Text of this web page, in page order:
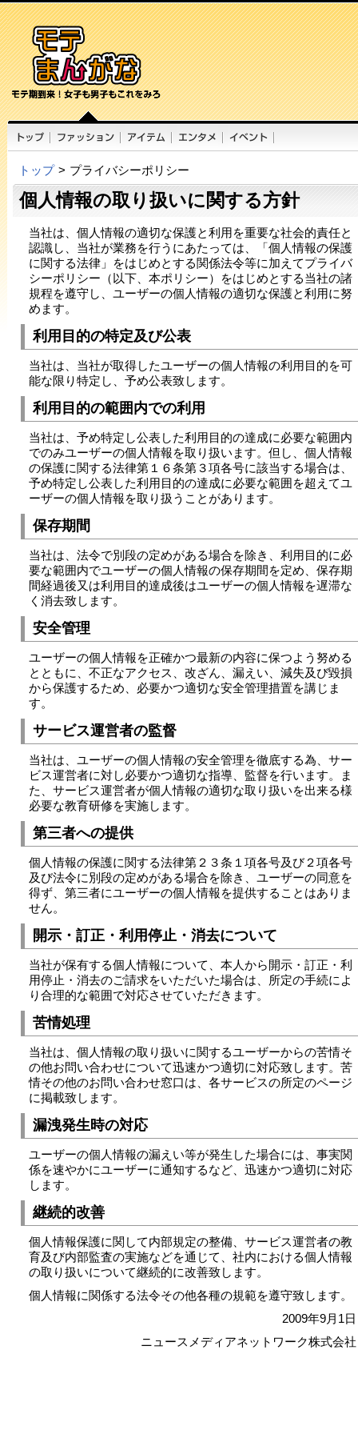
トップ > プライバシーポリシー
個人情報の取り扱いに関する方針
当社は、個人情報の適切な保護と利用を重要な社会的責任と
認識し、当社が業務を行うにあたっては、「個人情報の保護
に関する法律」をはじめとする関係法令等に加えてプライバ
シーポリシー（以下、本ポリシー）をはじめとする当社の諸
規程を遵守し、ユーザーの個人情報の適切な保護と利用に努
めます。
利用目的の特定及び公表
当社は、当社が取得したユーザーの個人情報の利用目的を可
能な限り特定し、予め公表致します。
利用目的の範囲内での利用
当社は、予め特定し公表した利用目的の達成に必要な範囲内
でのみユーザーの個人情報を取り扱います。但し、個人情報
の保護に関する法律第１６条第３項各号に該当する場合は、
予め特定し公表した利用目的の達成に必要な範囲を超えてユ
ーザーの個人情報を取り扱うことがあります。
保存期間
当社は、法令で別段の定めがある場合を除き、利用目的に必
要な範囲内でユーザーの個人情報の保存期間を定め、保存期
間経過後又は利用目的達成後はユーザーの個人情報を遅滞な
く消去致します。
安全管理
ユーザーの個人情報を正確かつ最新の内容に保つよう努める
とともに、不正なアクセス、改ざん、漏えい、減失及び毀損
から保護するため、必要かつ適切な安全管理措置を講じま
す。
サービス運営者の監督
当社は、ユーザーの個人情報の安全管理を徹底する為、サー
ビス運営者に対し必要かつ適切な指導、監督を行います。ま
た、サービス運営者が個人情報の適切な取り扱いを出来る様
必要な教育研修を実施します。
第三者への提供
個人情報の保護に関する法律第２３条１項各号及び２項各号
及び法令に別段の定めがある場合を除き、ユーザーの同意を
得ず、第三者にユーザーの個人情報を提供することはありま
せん。
開示・訂正・利用停止・消去について
当社が保有する個人情報について、本人から開示・訂正・利
用停止・消去のご請求をいただいた場合は、所定の手続によ
り合理的な範囲で対応させていただきます。
苦情処理
当社は、個人情報の取り扱いに関するユーザーからの苦情そ
の他お問い合わせについて迅速かつ適切に対応致します。苦
情その他のお問い合わせ窓口は、各サービスの所定のページ
に掲載致します。
漏洩発生時の対応
ユーザーの個人情報の漏えい等が発生した場合には、事実関
係を速やかにユーザーに通知するなど、迅速かつ適切に対応
します。
継続的改善
個人情報保護に関して内部規定の整備、サービス運営者の教
育及び内部監査の実施などを通じて、社内における個人情報
の取り扱いについて継続的に改善致します。
個人情報に関係する法令その他各種の規範を遵守致します。
2009年9月1日
ニュースメディアネットワーク株式会社